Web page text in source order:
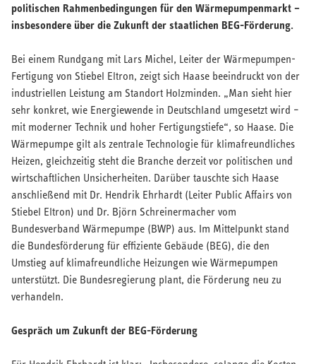
Über STIEBEL ELTRON
Karriere
Presse
Verbandsarbeit
Brandbox
Compliance
politischen Rahmenbedingungen für den Wärmepumpenmarkt –
insbesondere über die Zukunft der staatlichen BEG-Förderung.
Bei einem Rundgang mit Lars Michel, Leiter der Wärmepumpen-
Fertigung von Stiebel Eltron, zeigt sich Haase beeindruckt von der
industriellen Leistung am Standort Holzminden. „Man sieht hier
sehr konkret, wie Energiewende in Deutschland umgesetzt wird –
mit moderner Technik und hoher Fertigungstiefe“, so Haase. Die
Wärmepumpe gilt als zentrale Technologie für klimafreundliches
Heizen, gleichzeitig steht die Branche derzeit vor politischen und
wirtschaftlichen Unsicherheiten. Darüber tauschte sich Haase
anschließend mit Dr. Hendrik Ehrhardt (Leiter Public Affairs von
Stiebel Eltron) und Dr. Björn Schreinermacher vom
Bundesverband Wärmepumpe (BWP) aus. Im Mittelpunkt stand
die Bundesförderung für effiziente Gebäude (BEG), die den
Umstieg auf klimafreundliche Heizungen wie Wärmepumpen
unterstützt. Die Bundesregierung plant, die Förderung neu zu
verhandeln.
Gespräch um Zukunft der BEG-Förderung